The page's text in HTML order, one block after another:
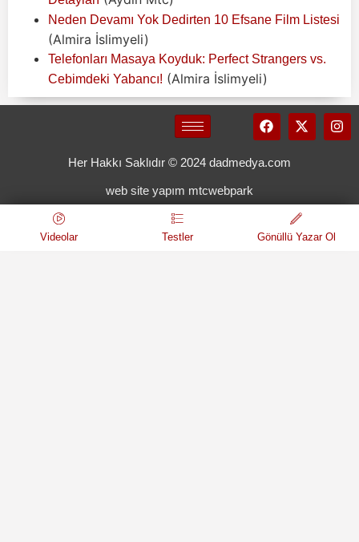
Neden Devamı Yok Dedirten 10 Efsane Film Listesi
(Almira İslimyeli)
Telefonları Masaya Koyduk: Perfect Strangers vs.
Cebimdeki Yabancı! (Almira İslimyeli)
Her Hakkı Saklıdır © 2024 dadmedya.com
web site yapım mtcwebpark
Videolar Testler Gönüllü Yazar Ol